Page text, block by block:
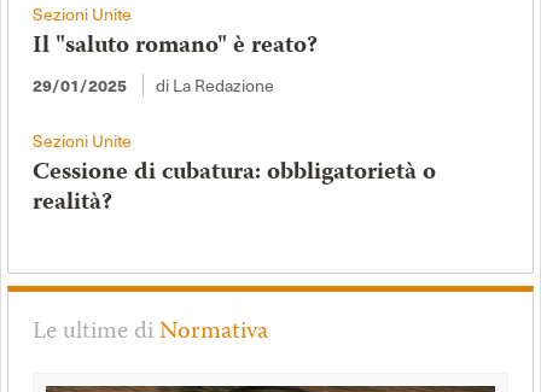
Sezioni Unite
Il "saluto romano" è reato?
29/01/2025 di La Redazione
Sezioni Unite
Cessione di cubatura: obbligatorietà o
realità?
Le ultime diNormativa